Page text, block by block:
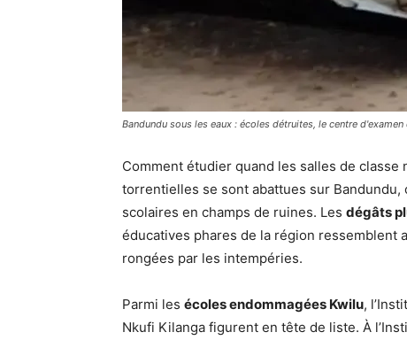
Bandundu sous les eaux : écoles détruites, le centre
Comment étudier quand les salles de classe
torrentielles se sont abattues sur
scolaires en champs de ruines. Les dégâts
éducatives phares de la région ressemblent
rongées par les intempéries.
Parmi les écoles endommagées Kwilu,
Nkufi Kilanga figurent en tête de liste. À